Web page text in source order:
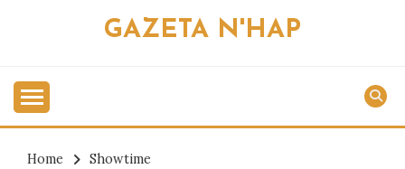
GAZETA N'HAP
Home
Showtime